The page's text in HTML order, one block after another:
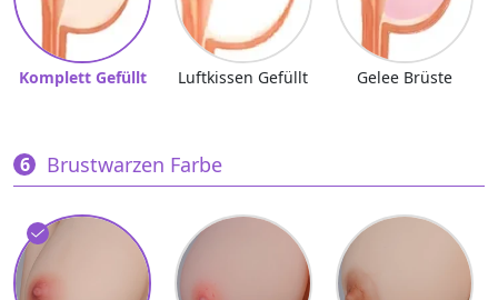
Komplett Gefüllt Luftkissen Gefüllt Gelee Brüste
Brustwarzen Farbe